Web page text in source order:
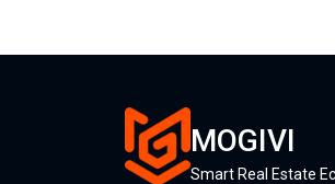
MOGIVI
Smart Real Estate